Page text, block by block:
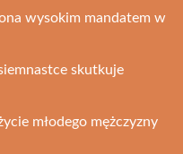
wysokim mandatem w
skutkuje
młodego mężczyzny